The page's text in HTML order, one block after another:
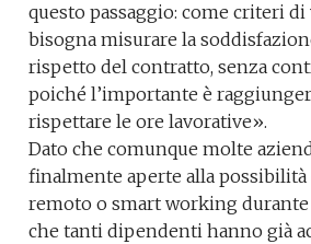
questo passaggio: come criteri
bisogna misurare la
rispetto del contratto, senza
poiché l’importante è
rispettare le ore lavorative».
Dato che comunque molte
finalmente aperte alla possibilità
remoto o smart working durante
che tanti dipendenti hanno già